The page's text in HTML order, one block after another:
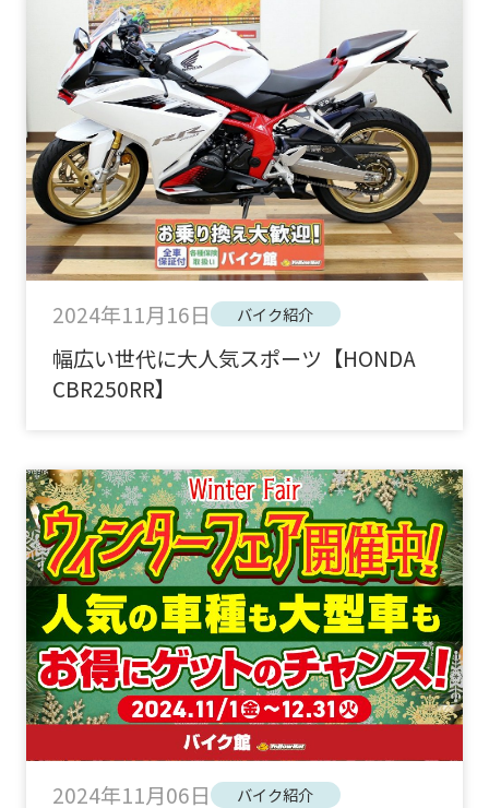
2024年11月16日 バイク紹介
幅広い世代に大人気スポーツ【HONDA
CBR250RR】
2024年11月06日 バイク紹介